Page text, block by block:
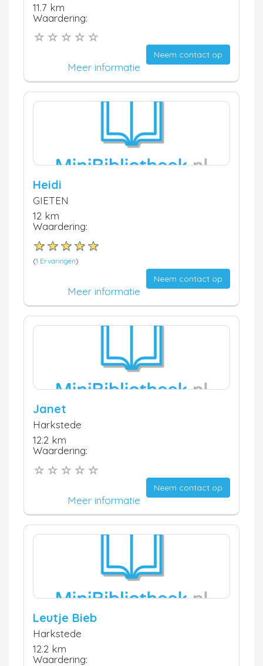
11.7 km
Waardering:
Neem contact op
Meer informatie
Heidi
GIETEN
12 km
Waardering:
(1 Ervaringen)
Neem contact op
Meer informatie
Janet
Harkstede
12.2 km
Waardering:
Neem contact op
Meer informatie
Leutje Bieb
Harkstede
12.2 km
Waardering: